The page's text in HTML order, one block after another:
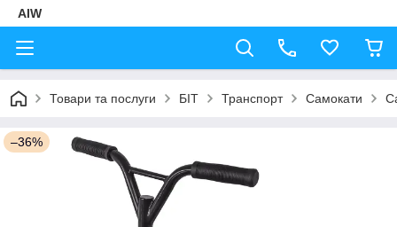
AIW
Товари та послуги БІТ Транспорт Самокати
–36%